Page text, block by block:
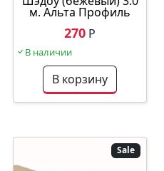
м. Альта Профиль
270 Р
В наличии
В корзину
Sale